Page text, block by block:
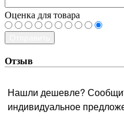
Оценка для товара
Отзыв
Нашли дешевле?
индивидуальное